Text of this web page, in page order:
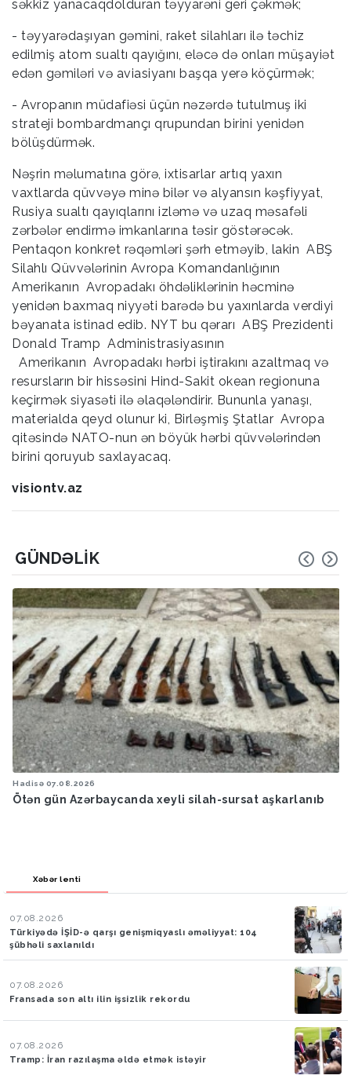
səkkiz yanacaqdolduran təyyarəni geri çəkmək;
- təyyarədaşıyan gəmini, raket silahları ilə təchiz
edilmiş atom sualtı qayığını, eləcə də onları müşayiət
edən gəmiləri və aviasiyanı başqa yerə köçürmək;
- Avropanın müdafiəsi üçün nəzərdə tutulmuş iki
strateji bombardmançı qrupundan birini yenidən
bölüşdürmək.
Nəşrin məlumatına görə, ixtisarlar artıq yaxın
vaxtlarda qüvvəyə minə bilər və alyansın kəşfiyyat,
Rusiya sualtı qayıqlarını izləmə və uzaq məsafəli
zərbələr endirmə imkanlarına təsir göstərəcək.
Pentaqon konkret rəqəmləri şərh etməyib, lakin ABŞ
Silahlı Qüvvələrinin Avropa Komandanlığının
Amerikanın Avropadakı öhdəliklərinin həcminə
yenidən baxmaq niyyəti barədə bu yaxınlarda verdiyi
bəyanata istinad edib. NYT bu qərarı ABŞ Prezidenti
Donald Tramp Administrasiyasının
Amerikanın Avropadakı hərbi iştirakını azaltmaq və
resursların bir hissəsini Hind-Sakit okean regionuna
keçirmək siyasəti ilə əlaqələndirir. Bununla yanaşı,
materialda qeyd olunur ki, Birləşmiş Ştatlar Avropa
qitəsində NATO-nun ən böyük hərbi qüvvələrindən
birini qoruyub saxlayacaq.
visiontv.az
GÜNDƏLIK
Hadisə 07.08.2026
Ötən gün Azərbaycanda xeyli silah-sursat aşkarlanıb
Xəbər lenti
07.08.2026
Türkiyədə İŞİD-ə qarşı genişmiqyaslı əməliyyat: 104
şübhəli saxlanıldı
07.08.2026
Fransada son altı ilin işsizlik rekordu
07.08.2026
Tramp: İran razılaşma əldə etmək istəyir